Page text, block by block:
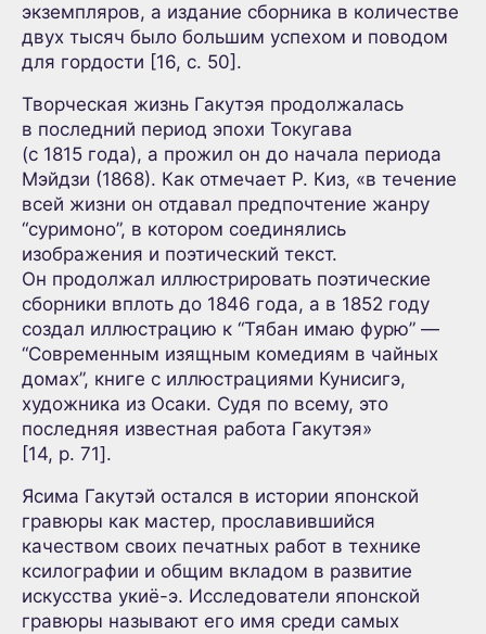
экземпляров, а издание сборника в количестве
двух тысяч было большим успехом и поводом
для гордости [16, с. 50].
Творческая жизнь Гакутэя продолжалась
в последний период эпохи Токугава
(с 1815 года), а прожил он до начала периода
Мэйдзи (1868). Как отмечает Р. Киз, «в течение
всей жизни он отдавал предпочтение жанру
“суримоно”, в котором соединялись
изображения и поэтический текст.
Он продолжал иллюстрировать поэтические
сборники вплоть до 1846 года, а в 1852 году
создал иллюстрацию к “Тябан имаю фурю” —
“Современным изящным комедиям в чайных
домах”, книге с иллюстрациями Кунисигэ,
художника из Осаки. Судя по всему, это
последняя известная работа Гакутэя»
[14, p. 71].
Ясима Гакутэй остался в истории японской
гравюры как мастер, прославившийся
качеством своих печатных работ в технике
ксилографии и общим вкладом в развитие
искусства укиё-э. Исследователи японской
гравюры называют его имя среди самых